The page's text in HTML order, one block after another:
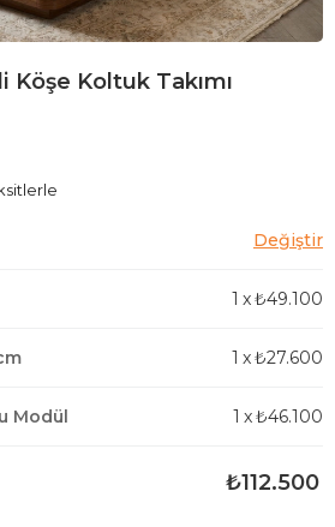
Koltuk Takımı
1 x₺49.100
1 x₺27.600
Modül 1 x₺46.100
₺112.500